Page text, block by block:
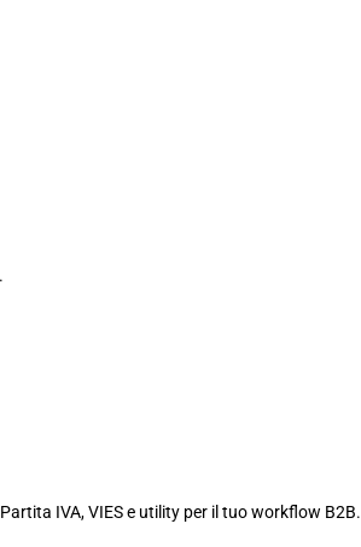
IVA, VIES e utility per il tuo workflow B2B.